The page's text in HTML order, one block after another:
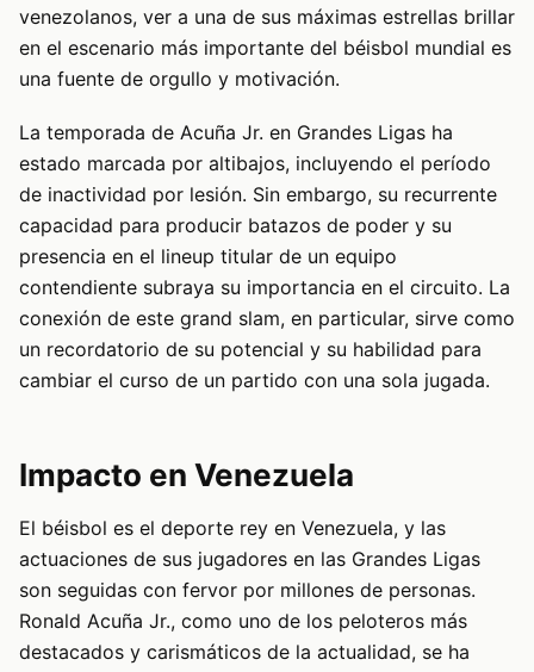
venezolanos, ver a una de sus máximas estrellas brillar
en el escenario más importante del béisbol mundial es
una fuente de orgullo y motivación.
La temporada de Acuña Jr. en Grandes Ligas ha
estado marcada por altibajos, incluyendo el período
de inactividad por lesión. Sin embargo, su recurrente
capacidad para producir batazos de poder y su
presencia en el lineup titular de un equipo
contendiente subraya su importancia en el circuito. La
conexión de este grand slam, en particular, sirve como
un recordatorio de su potencial y su habilidad para
cambiar el curso de un partido con una sola jugada.
Impacto en Venezuela
El béisbol es el deporte rey en Venezuela, y las
actuaciones de sus jugadores en las Grandes Ligas
son seguidas con fervor por millones de personas.
Ronald Acuña Jr., como uno de los peloteros más
destacados y carismáticos de la actualidad, se ha